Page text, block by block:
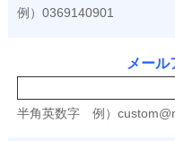
例）0369140901
メール
半角英数字例）